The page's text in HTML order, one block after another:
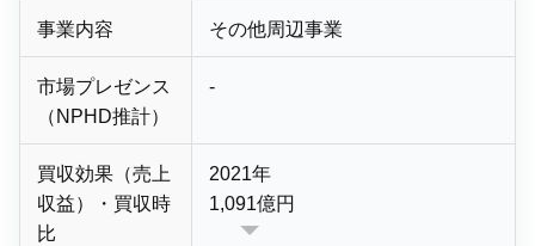
事業内容 その他周辺事業
市場プレゼンス
（NPHD推計）
-
買収効果（売上
収益）・買収時
比
2021年
1,091億円